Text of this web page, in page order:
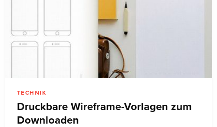
TECHNIK
Druckbare Wireframe-Vorlagen zum
Downloaden